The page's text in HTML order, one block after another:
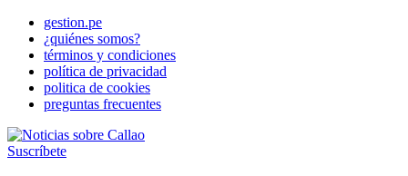
gestion.pe
¿quiénes somos?
términos y condiciones
política de privacidad
politica de cookies
preguntas frecuentes
Suscríbete